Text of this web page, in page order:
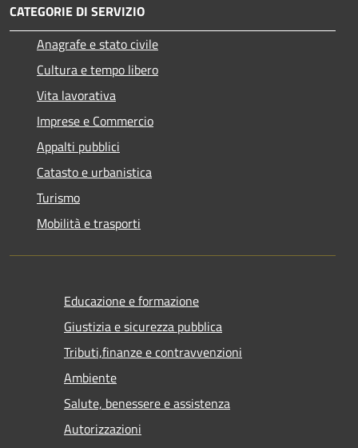
CATEGORIE DI SERVIZIO
Anagrafe e stato civile
Cultura e tempo libero
Vita lavorativa
Imprese e Commercio
Appalti pubblici
Catasto e urbanistica
Turismo
Mobilità e trasporti
Educazione e formazione
Giustizia e sicurezza pubblica
Tributi,finanze e contravvenzioni
Ambiente
Salute, benessere e assistenza
Autorizzazioni